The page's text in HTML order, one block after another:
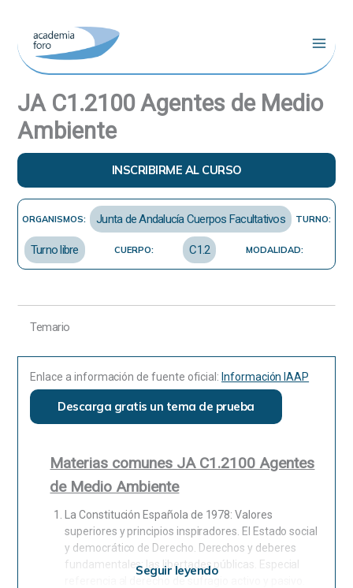
contenido
JA C1.2100 Agentes de Medio
Ambiente
INSCRIBIRME AL CURSO
ORGANISMOS: Junta de Andalucía Cuerpos Facultativos TURNO:
Turno libre CUERPO: C1.2 MODALIDAD:
Temario
Enlace a información de fuente oficial: Información IAAP
Descarga gratis un tema de prueba
Materias comunes JA C1.2100 Agentes
de Medio Ambiente
La Constitución Española de 1978: Valores
superiores y principios inspiradores. El Estado social
y democrático de Derecho. Derechos y deberes
fundamentales; las libertades públicas. Especial
referencia al derecho de sufragio activo y pasivo.
Seguir leyendo